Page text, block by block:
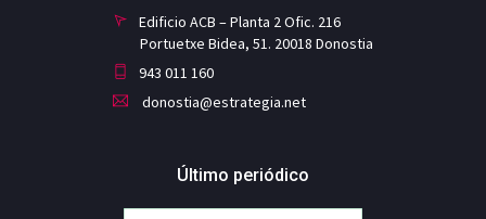
Edificio ACB – Planta 2 Ofic. 216
Portuetxe Bidea, 51. 20018 Donostia
943 011 160
donostia@estrategia.net
Último periódico